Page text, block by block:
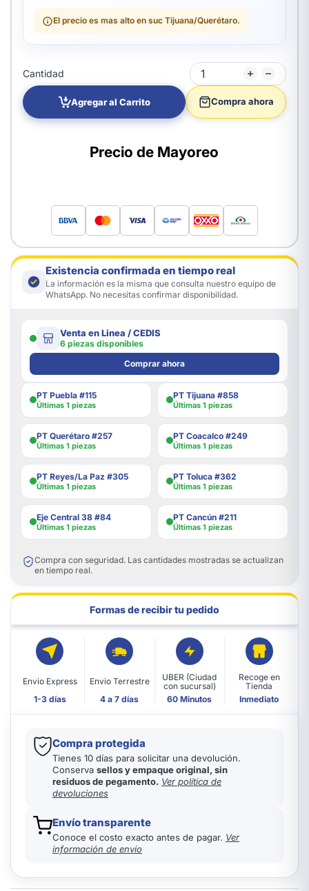
El precio es mas alto en suc Tijuana/Querétaro.
Cantidad
Agregar al Carrito Compra ahora
Precio de Mayoreo
Existencia confirmada en tiempo real
La información es la misma que consulta nuestro equipo de
WhatsApp. No necesitas confirmar disponibilidad.
Venta en Linea / CEDIS
6 piezas disponibles
Comprar ahora
PT Puebla #115
Últimas 1 piezas
PT Tijuana #858
Últimas 1 piezas
PT Querétaro #257
Últimas 1 piezas
PT Coacalco #249
Últimas 1 piezas
PT Reyes/La Paz #305
Últimas 1 piezas
PT Toluca #362
Últimas 1 piezas
Eje Central 38 #84
Últimas 1 piezas
PT Cancún #211
Últimas 1 piezas
Compra con seguridad. Las cantidades mostradas se actualizan
en tiempo real.
Formas de recibir tu pedido
Envio Express
1-3 días
Envio Terrestre
4 a 7 días
UBER (Ciudad
con sucursal)
60 Minutos
Recoge en
Tienda
Inmediato
Compra protegida
Tienes 10 días para solicitar una devolución.
Conserva sellos y empaque original, sin
residuos de pegamento. Ver política de
devoluciones
Envío transparente
Conoce el costo exacto antes de pagar. Ver
información de envío